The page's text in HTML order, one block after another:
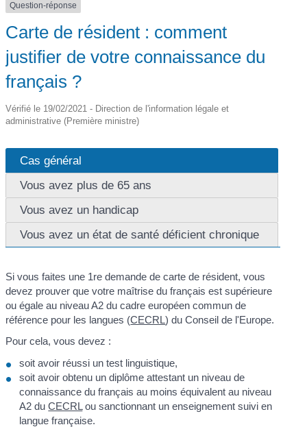
Question-réponse
Carte de résident : comment
justifier de votre connaissance du
français ?
Vérifié le 19/02/2021 - Direction de l'information légale et
administrative (Première ministre)
Cas général
Vous avez plus de 65 ans
Vous avez un handicap
Vous avez un état de santé déficient chronique
Si vous faites une 1re demande de carte de résident, vous
devez prouver que votre maîtrise du français est supérieure
ou égale au niveau A2 du cadre européen commun de
référence pour les langues (CECRL) du Conseil de l'Europe.
Pour cela, vous devez :
soit avoir réussi un test linguistique,
soit avoir obtenu un diplôme attestant un niveau de
connaissance du français au moins équivalent au niveau
A2 duCECRL ou sanctionnant un enseignement suivi en
langue française.